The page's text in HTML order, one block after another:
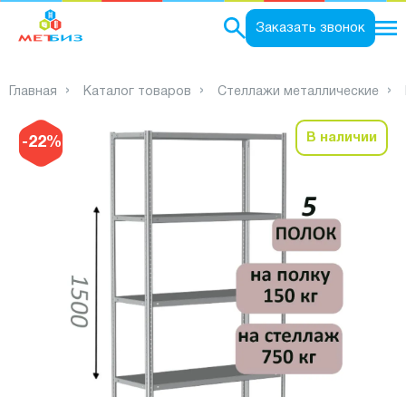
Заказать звонок
Главная Каталог товаров Стеллажи металлические
-22% В наличии